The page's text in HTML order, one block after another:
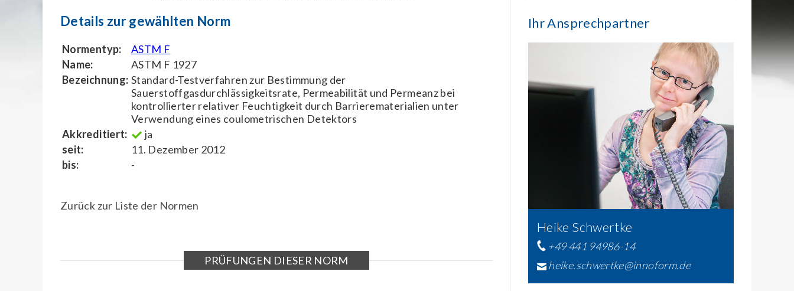
Details zur gewählten Norm
Normentyp:
ASTM F
Name:
ASTM F 1927
Bezeichnung: Standard-Testverfahren zur Bestimmung der
Sauerstoffgasdurchlässigkeitsrate, Permeabilität und Permeanz bei
kontrollierter relativer Feuchtigkeit durch Barrierematerialien unter
Verwendung eines coulometrischen Detektors
Akkreditiert:
ja
seit:
11. Dezember 2012
bis:
-
Zurück zur Liste der Normen
PRÜFUNGEN DIESER NORM
Ihr Ansprechpartner
Heike Schwertke
+49 441 94986-14
heike.schwertke@innoform.de